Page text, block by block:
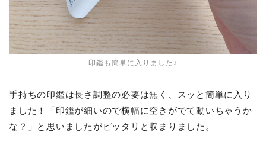
印鑑も簡単に入りました♪
手持ちの印鑑は長さ調整の必要は無く、スッと簡単に入り
ました！「印鑑が細いので横幅に空きがでて動いちゃうか
な？」と思いましたがピッタリと収まりました。